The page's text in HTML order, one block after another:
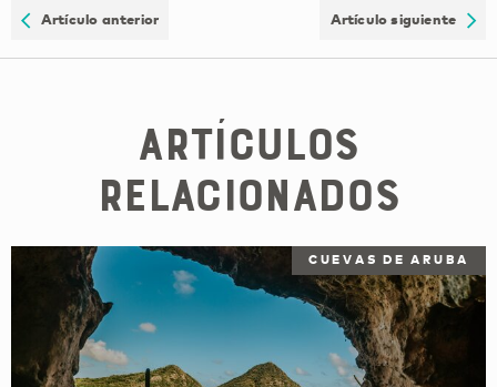
Artículo anterior Artículo siguiente
Artículos
relacionados
CUEVAS DE ARUBA